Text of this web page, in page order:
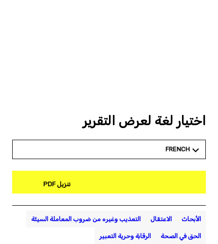
اختيار لغة لعرض التقرير
FRENCH
تنزيل PDF
الأبحاث الاعتقال التعذيب وغيره من ضروب المعاملة السيئة
الحق في الصحة الرقابة وحرية التعبير